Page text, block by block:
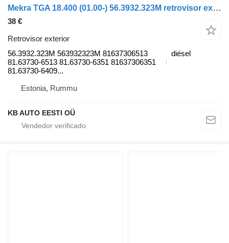
Mekra TGA 18.400 (01.00-) 56.3932.323M retrovisor exterior para MAN 4-series, TGA (1993-2009) camión
38 €
Retrovisor exterior
56.3932.323M 563932323M 81637306513
81.63730-6513 81.63730-6351 81637306351
81.63730-6409...
diésel
Estonia, Rummu
KB AUTO EESTI OÜ